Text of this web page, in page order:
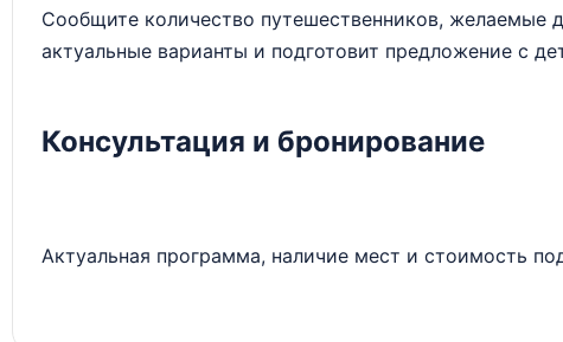
Сообщите количество путешественников, желаемые
актуальные варианты и подготовит предложение с
Консультация и бронирование
Актуальная программа, наличие мест и стоимость